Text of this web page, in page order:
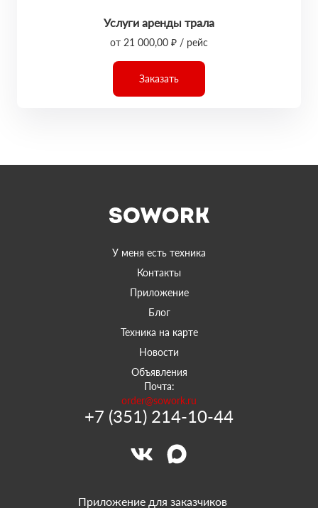
Услуги аренды трала
от 21 000,00 ₽ / рейс
Заказать
У меня есть техника
Контакты
Приложение
Блог
Техника на карте
Новости
Объявления
Почта:
order@sowork.ru
+7 (351) 214-10-44
Приложение для заказчиков